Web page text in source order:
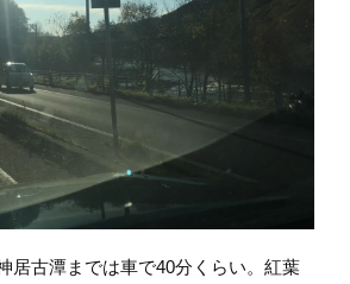
居古潭までは車で40分くらい。紅葉